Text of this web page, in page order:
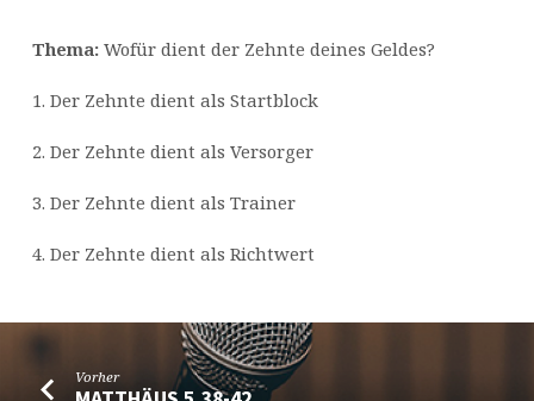
Thema:Wofür dient der Zehnte deines Geldes?
1. Der Zehnte dient als Startblock
2. Der Zehnte dient als Versorger
3. Der Zehnte dient als Trainer
4. Der Zehnte dient als Richtwert
Vorher